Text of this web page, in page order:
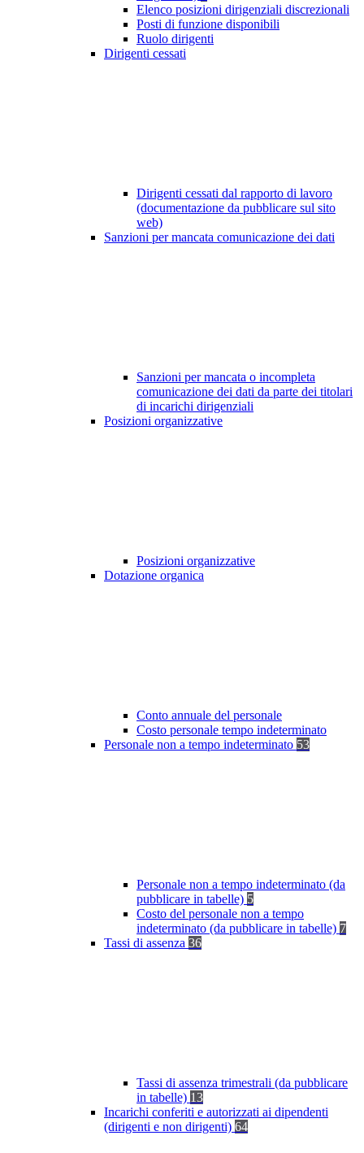
Elenco posizioni dirigenziali discrezionali
Posti di funzione disponibili
Ruolo dirigenti
Dirigenti cessati
Dirigenti cessati dal rapporto di lavoro
(documentazione da pubblicare sul sito
web)
Sanzioni per mancata comunicazione dei dati
Sanzioni per mancata o incompleta
comunicazione dei dati da parte dei titolari
di incarichi dirigenziali
Posizioni organizzative
Posizioni organizzative
Dotazione organica
Conto annuale del personale
Costo personale tempo indeterminato
Personale non a tempo indeterminato 53
Personale non a tempo indeterminato (da
pubblicare in tabelle) 5
Costo del personale non a tempo
indeterminato (da pubblicare in tabelle) 7
Tassi di assenza 36
Tassi di assenza trimestrali (da pubblicare
in tabelle) 13
Incarichi conferiti e autorizzati ai dipendenti
(dirigenti e non dirigenti) 64